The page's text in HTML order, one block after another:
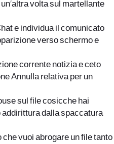
volta sul martellante
e individua il comunicato
verso schermo e
corrente notizia e ceto
Annulla relativa per un
sul file cosicche hai
addirittura dalla spaccatura
vuoi abrogare un file tanto